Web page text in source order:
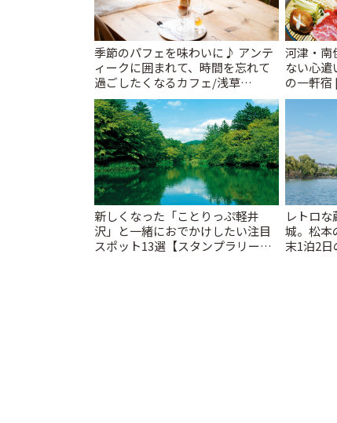
季節のパフェを味わいに♪ アンテ
ィークに囲まれて、時間を忘れて
過ごしたくなるカフェ/浅草
「annorum cafe」 | ことりっぷ
河津・南
ない心遣
の一軒宿
新しくなった「ことりっぷ軽井
沢」と一緒におでかけしたい注目
スポット13選【スタンプラリー開
レトロ
城。松本
末1泊2日